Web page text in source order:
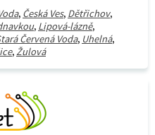
, Česká Ves, Dětřichov,
, Lipová-lázně,
Červená Voda, Uhelná,
,Žulová